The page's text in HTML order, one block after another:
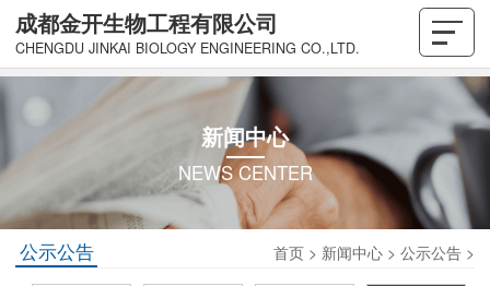
成都金开生物工程有限公司
CHENGDU JINKAI BIOLOGY ENGINEERING CO.,LTD.
新闻中心
NEWS CENTER
公示公告 首页 > 新闻中心 > 公示公告 >